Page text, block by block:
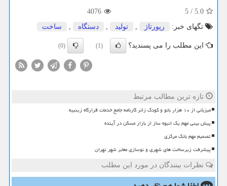
5.0
/
5
4076
تگهای خبر:
رپورتاژ , تولید , دستگاه , ساخت
این مطلب را می پسندید؟ (1)
(0)
تازه ترین مطالب مرتبط
میزبانی از ۱۰ هزار بانو و کودک زائر کارنامه جامع خدمات قرارگاه زینبیه
پیش بینی مهم یک انبوه ساز از بازار مسکن در آینده
تصمیم مهم بانک مرکزی
پیشرفت زیرساخت های شهری و نوسازی معابر شهر تهران
نظرات بینندگان در مورد این مطلب